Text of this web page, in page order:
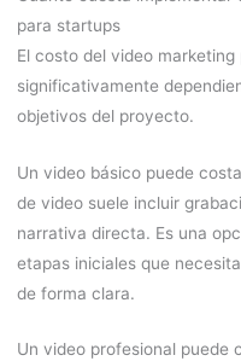
para startups
El costo del video
significativamente
objetivos del proyecto.
Un video básico puede
de video suele incluir
narrativa directa. Es una
etapas iniciales que
de forma clara.
Un video profesional